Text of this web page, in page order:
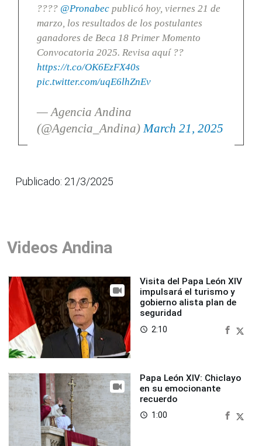
???? @Pronabecpublicó hoy, viernes 21 de
marzo, los resultados de los postulantes
ganadores de Beca 18 Primer Momento
Convocatoria 2025. Revisa aquí ??
https://t.co/OK6EzFX40s
pic.twitter.com/uqE6lhZnEv
— Agencia Andina
(@Agencia_Andina) March 21, 2025
Publicado: 21/3/2025
Videos Andina
Visita del Papa León XIV
impulsará el turismo y
gobierno alista plan de
seguridad
access_time 2:10
Papa León XIV: Chiclayo
en su emocionante
recuerdo
access_time 1:00